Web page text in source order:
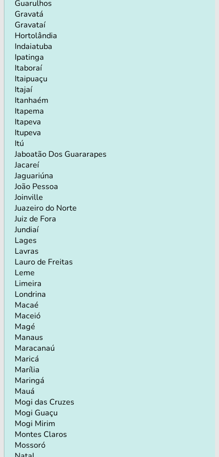
Guarulhos
Gravatá
Gravataí
Hortolândia
Indaiatuba
Ipatinga
Itaboraí
Itaipuaçu
Itajaí
Itanhaém
Itapema
Itapeva
Itupeva
Itú
Jaboatão Dos Guararapes
Jacareí
Jaguariúna
João Pessoa
Joinville
Juazeiro do Norte
Juiz de Fora
Jundiaí
Lages
Lavras
Lauro de Freitas
Leme
Limeira
Londrina
Macaé
Maceió
Magé
Manaus
Maracanaú
Maricá
Marília
Maringá
Mauá
Mogi das Cruzes
Mogi Guaçu
Mogi Mirim
Montes Claros
Mossoró